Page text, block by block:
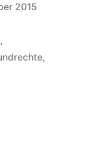
2015
,
,